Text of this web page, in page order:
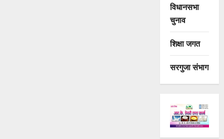
विधानसभा
चुनाव
शिक्षा जगत
सरगुजा संभाग